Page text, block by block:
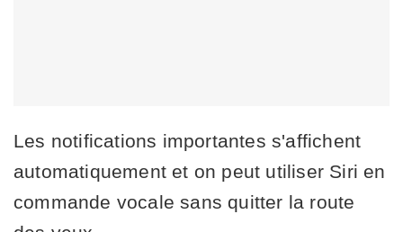
Les notifications importantes s'affichent
automatiquement et on peut utiliser Siri en
commande vocale sans quitter la route